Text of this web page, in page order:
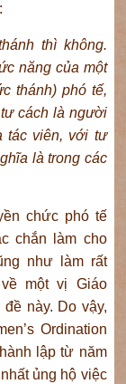
thì không.
năng của một
thánh) phó tế,
cách là người
tác viên, với tư
là trong các
chức phó tế
chắn làm cho
như làm rất
một vị Giáo
này. Do vậy,
Ordination
lập từ năm
ủng hộ việc